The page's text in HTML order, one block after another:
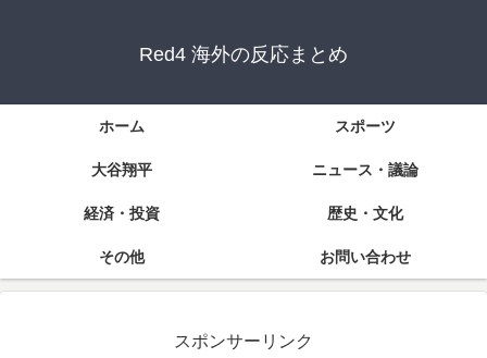
Red4 海外の反応まとめ
ホーム スポーツ
大谷翔平 ニュース・議論
経済・投資 歴史・文化
その他 お問い合わせ
スポンサーリンク